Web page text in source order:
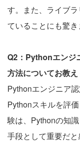
す。また、ライブ
ていることにも驚き
Q2：Pythonエンジ
方法についてお教え
Pythonエンジニア
Pythonスキルを評
験は、Pythonの知
手段として重要だと